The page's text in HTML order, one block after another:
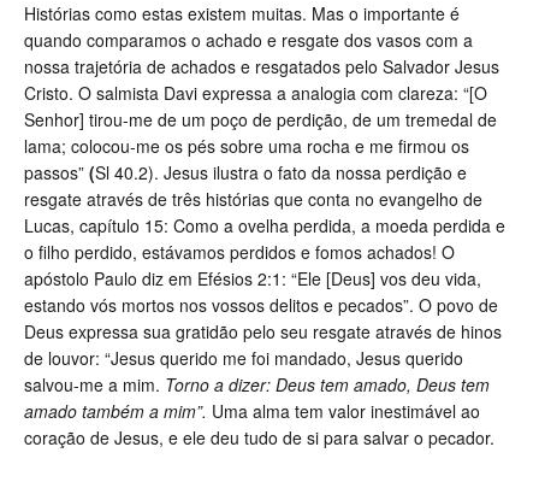
Histórias como estas existem muitas. Mas o importante é
quando comparamos o achado e resgate dos vasos com a
nossa trajetória de achados e resgatados pelo Salvador Jesus
Cristo. O salmista Davi expressa a analogia com clareza: “[O
Senhor] tirou-me de um poço de perdição, de um tremedal de
lama; colocou-me os pés sobre uma rocha e me firmou os
passos” (Sl 40.2). Jesus ilustra o fato da nossa perdição e
resgate através de três histórias que conta no evangelho de
Lucas, capítulo 15: Como a ovelha perdida, a moeda perdida e
o filho perdido, estávamos perdidos e fomos achados! O
apóstolo Paulo diz em Efésios 2:1 : “Ele [Deus] vos deu vida,
estando vós mortos nos vossos delitos e pecados”. O povo de
Deus expressa sua gratidão pelo seu resgate através de hinos
de louvor: “Jesus querido me foi mandado, Jesus querido
salvou-me a mim. Torno a dizer: Deus tem amado, Deus tem
amado também a mim”. Uma alma tem valor inestimável ao
coração de Jesus, e ele deu tudo de si para salvar o pecador.